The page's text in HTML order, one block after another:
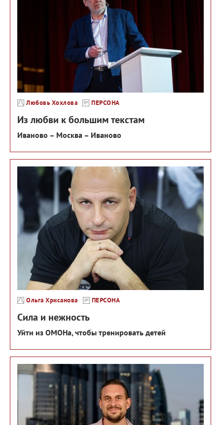
Любовь Хохлова ПЕРСОНА
Из любви к большим текстам
Иваново – Москва – Иваново
Ольга Хрисанова ПЕРСОНА
Сила и нежность
Уйти из ОМОНа, чтобы тренировать детей